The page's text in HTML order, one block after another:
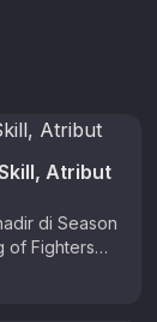
Atribut
di Season
of Fighters